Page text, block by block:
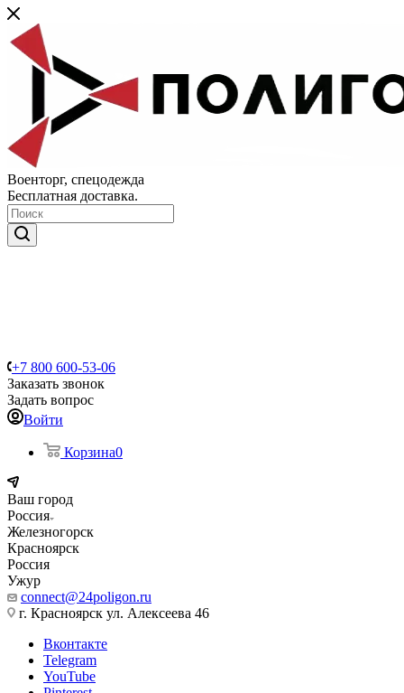
Военторг, спецодежда
Бесплатная доставка.
+7 800 600-53-06
Заказать звонок
Задать вопрос
Войти
Корзина0
Ваш город
Россия
Железногорск
Красноярск
Россия
Ужур
connect@24poligon.ru
г. Красноярск ул. Алексеева 46
Вконтакте
Telegram
YouTube